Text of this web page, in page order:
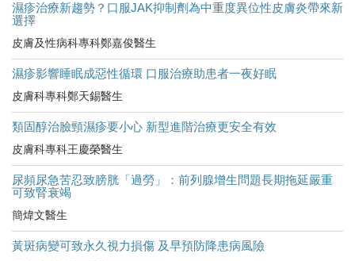
濕疹治療新趨勢？口服JAK抑制劑為中重度異位性皮膚炎帶來新
選擇
皮膚及性病科專科鄭嘉俊醫生
濕疹影響睡眠成惡性循環 口服治療助患者一夜好眠
皮膚科專科鄭天錫醫生
類固醇治臉頸濕疹要小心 新型進階治療更安全有效
皮膚科專科王慶榮醫生
尿頻尿急苦忍致膀胱「過勞」：前列腺增生問題長期拖延嚴重
可致腎衰竭
簡煒文醫生
黃斑病變可致永久視力損傷 及早預防降患病風險